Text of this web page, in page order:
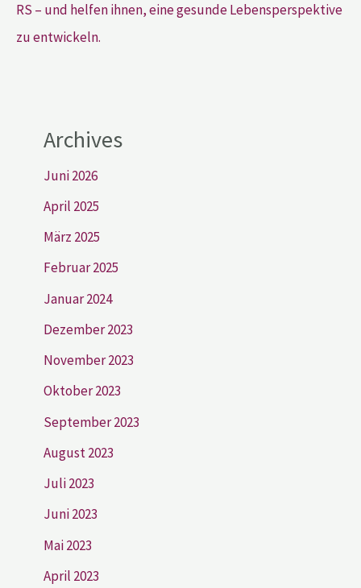
RS – und helfen ihnen, eine gesunde Lebensperspektive
zu entwickeln.
Archives
Juni 2026
April 2025
März 2025
Februar 2025
Januar 2024
Dezember 2023
November 2023
Oktober 2023
September 2023
August 2023
Juli 2023
Juni 2023
Mai 2023
April 2023